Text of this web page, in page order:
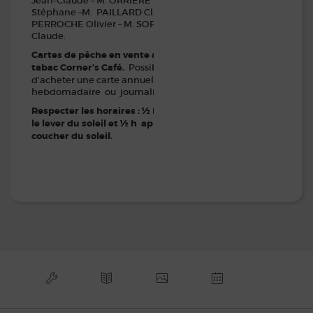
Stéphane –M. PAILLARD Claude –M.
PERROCHE Olivier – M. SORIN Jean-
Claude.
Cartes de pêche en vente au bar-
tabac Corner’s Café. Possibilité
d’acheter une carte annuelle,
hebdomadaire ou journalière.
Respecter les horaires : ½ h avant
le lever du soleil et ½ h après le
coucher du soleil.